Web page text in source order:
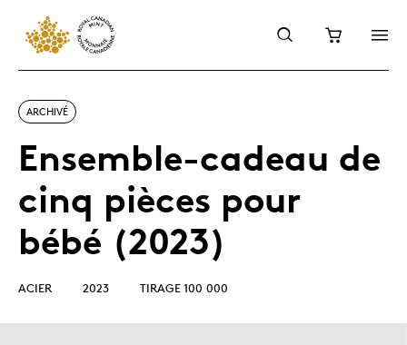
ARCHIVÉ
Ensemble-cadeau de
cinq pièces pour
bébé (2023)
ACIER 2023 TIRAGE 100 000